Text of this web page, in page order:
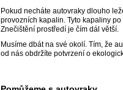
Pokud necháte autovraky dlouho
provozních kapalin. Tyto kapaliny
Znečištění prostředí je čím dál větší.
Musíme dbát na své okolí. Tím, že
od nás obdržíte potvrzení o